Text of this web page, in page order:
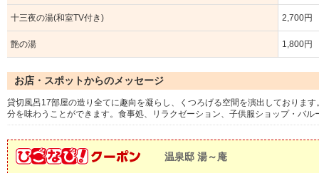
十三夜の湯(和室TV付き) 2,700円
艶の湯 1,800円
お店・スポットからのメッセージ
貸切風呂17部屋の造り全てに趣向を凝らし、くつろげる空間を演出しておりま
分を味わうことができます。食事処、リラクゼーション、子供服ショップ・バ
温泉邸 湯～庵